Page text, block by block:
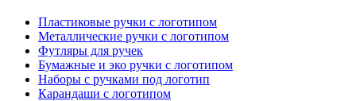
Пластиковые ручки с логотипом
Металлические ручки с логотипом
Футляры для ручек
Бумажные и эко ручки с логотипом
Наборы с ручками под логотип
Карандаши с логотипом